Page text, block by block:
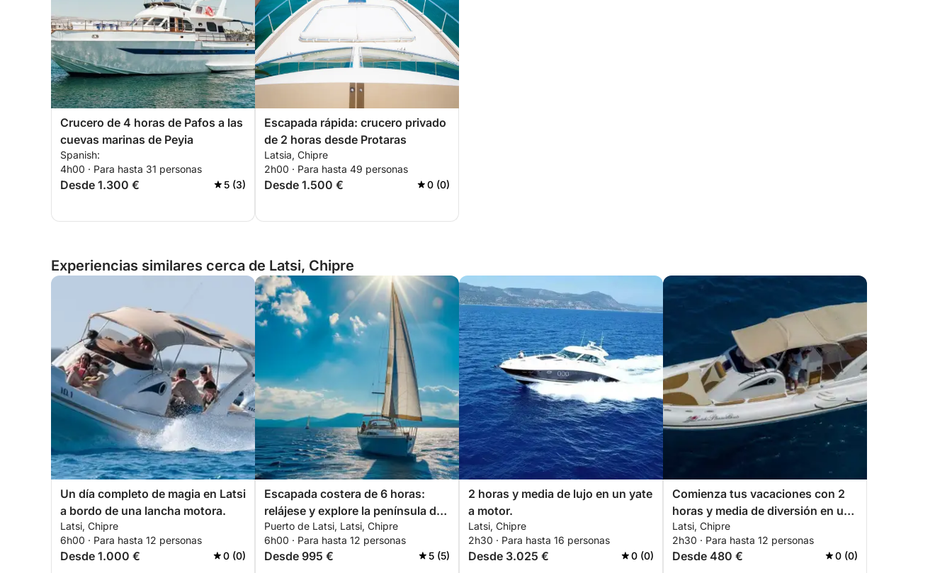
Crucero de 4 horas de Pafos a las
cuevas marinas de Peyia
Spanish:
4h00 · Para hasta 31 personas
Desde 1.300 € 5 (3)
Escapada rápida: crucero privado
de 2 horas desde Protaras
Latsia, Chipre
2h00 · Para hasta 49 personas
Desde 1.500 € 0 (0)
Experiencias similares cerca de Latsi, Chipre
Un día completo de magia en Latsi
a bordo de una lancha motora.
Latsi, Chipre
6h00 · Para hasta 12 personas
Desde 1.000 € 0 (0)
Escapada costera de 6 horas:
relájese y explore la península de
Akamas
Puerto de Latsi, Latsi, Chipre
6h00 · Para hasta 12 personas
Desde 995 € 5 (5)
2 horas y media de lujo en un yate
a motor.
Latsi, Chipre
2h30 · Para hasta 16 personas
Desde 3.025 € 0 (0)
Comienza tus vacaciones con 2
horas y media de diversión en una
lancha motora.
Latsi, Chipre
2h30 · Para hasta 12 personas
Desde 480 € 0 (0)